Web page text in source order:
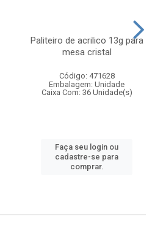
Paliteiro de acrilico 13g para
mesa cristal
Código: 471628
Embalagem: Unidade
Caixa Com: 36 Unidade(s)
Faça seu login ou
cadastre-se para
comprar.